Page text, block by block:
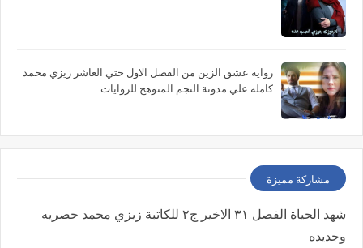
رواية عشق الزين من الفصل الاول حتي العاشر زيزي محمد
كامله علي مدونة النجم المتوهج للروايات
مشاركة مميزة
شهد الحياة الفصل ٣١ الاخير ج٢ للكاتبة زيزي محمد حصريه
وجديده